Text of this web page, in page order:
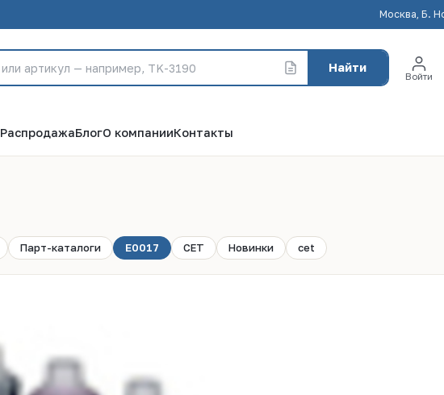
Москва, Б.
Найти
Войти
РаспродажаБлогО компанииКонтакты
Парт-каталоги E0017 CET Новинки cet